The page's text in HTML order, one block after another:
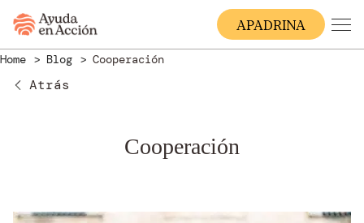
APADRINA
Home Blog Cooperación
Atrás
Cooperación